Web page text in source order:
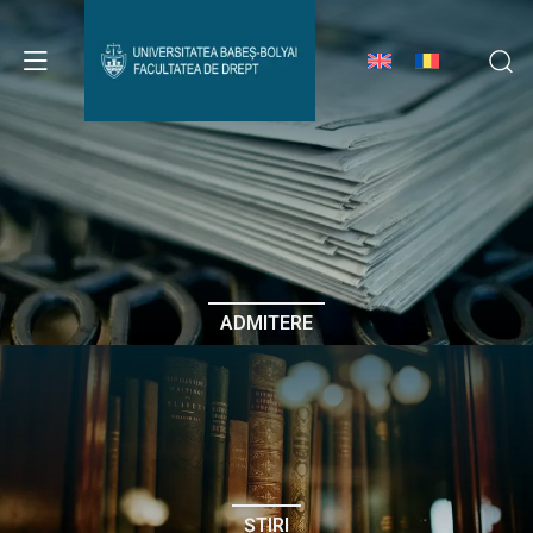
Avizier Studenți
Studii
Admitere
Erasmus & Internațional
Despre Facultate
ADMITERE
ȘTIRI